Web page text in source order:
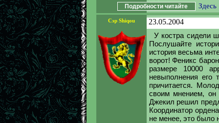
Подробности читайте Здесь
Сэр Shiqou
23.05.2004
У костра сидели
Послушайте
история весьма
ворот! Феникс
размере 10000
невыполнения
причитается.
своим мнением, он
Джекил решил
Координатор
не менее, это было